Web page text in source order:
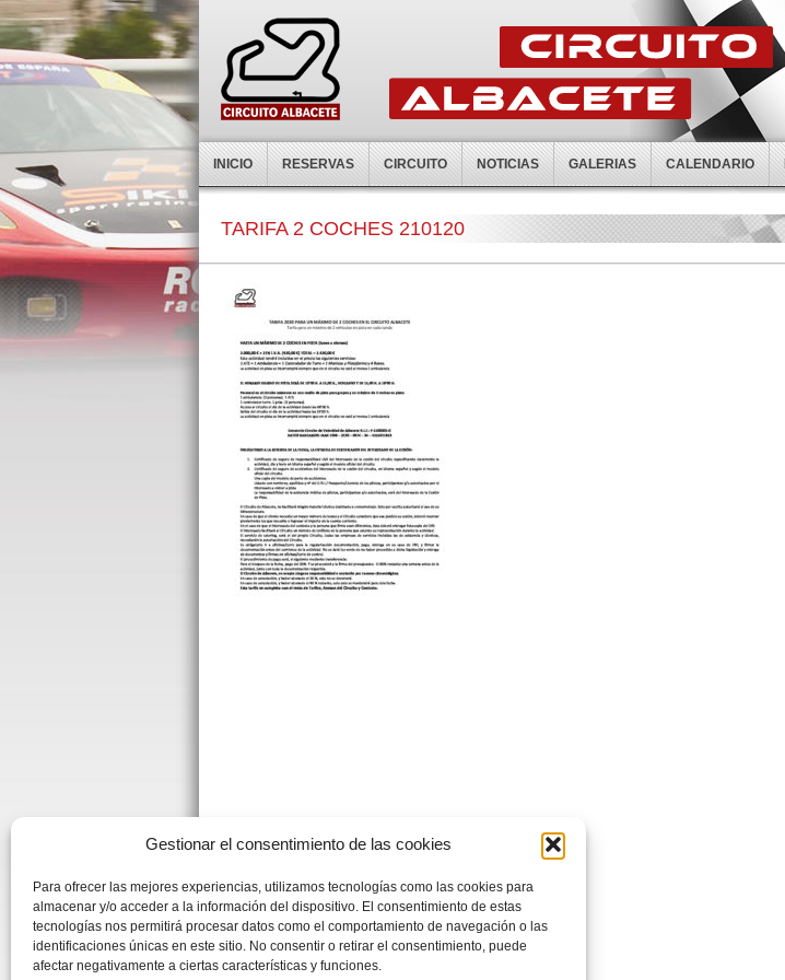
Gestionar el consentimiento de las cookies
Para ofrecer las mejores experiencias, utilizamos tecnologías como las cookies para
almacenar y/o acceder a la información del dispositivo. El consentimiento de estas
tecnologías nos permitirá procesar datos como el comportamiento de navegación o las
identificaciones únicas en este sitio. No consentir o retirar el consentimiento, puede
afectar negativamente a ciertas características y funciones.
INICIO RESERVAS CIRCUITO NOTICIAS GALERIAS CALENDARIO
TARIFA 2 COCHES 210120